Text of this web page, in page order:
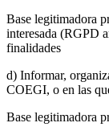
Base legitimadora
interesada (RGPD
finalidades
d) Informar,
COEGI, o en las
Base legitimadora